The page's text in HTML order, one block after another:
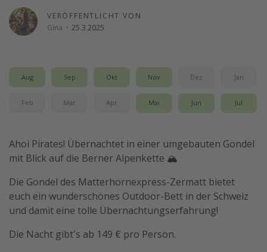
Singlereisen
Strandurlaub
Hotels in Hamburg
Weitere Themen
Familienurlaub in der Türkei
Rundreisen in Thailand
Bahnreisen in der Schweiz
VERÖFFENTLICHT VON
Gina · 25.3.2025
Aug Sep Okt Nov Dez Jan
Feb Mär Apr Mai Jun Jul
Ahoi Pirates! Übernachtet in einer umgebauten Gondel
mit Blick auf die Berner Alpenkette 🏔️
Die Gondel des Matterhornexpress-Zermatt bietet
euch ein wunderschönes Outdoor-Bett in der Schweiz
und damit eine tolle Übernachtungserfahrung!
Die Nacht gibt's ab 149 € pro Person.